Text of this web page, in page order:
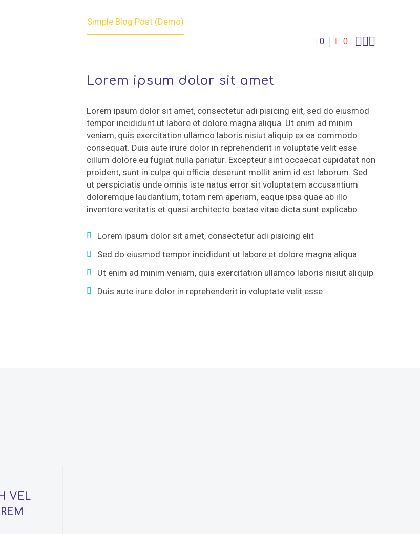
Simple Blog Post (Demo)
0 0 
Lorem ipsum dolor sit amet
Lorem ipsum dolor sit amet, consectetur adi pisicing elit, sed do eiusmod
tempor incididunt ut labore et dolore magna aliqua. Ut enim ad minim
veniam, quis exercitation ullamco laboris nisiut aliquip ex ea commodo
consequat. Duis aute irure dolor in reprehenderit in voluptate velit esse
cillum dolore eu fugiat nulla pariatur. Excepteur sint occaecat cupidatat non
proident, sunt in culpa qui officia deserunt mollit anim id est laborum. Sed
ut perspiciatis unde omnis iste natus error sit voluptatem accusantium
doloremque laudantium, totam rem aperiam, eaque ipsa quae ab illo
inventore veritatis et quasi architecto beatae vitae dicta sunt explicabo.
Lorem ipsum dolor sit amet, consectetur adi pisicing elit
Sed do eiusmod tempor incididunt ut labore et dolore magna aliqua
Ut enim ad minim veniam, quis exercitation ullamco laboris nisiut aliquip
Duis aute irure dolor in reprehenderit in voluptate velit esse
VEL